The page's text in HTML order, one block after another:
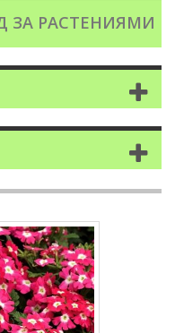
ЗА РАСТЕНИЯМИ